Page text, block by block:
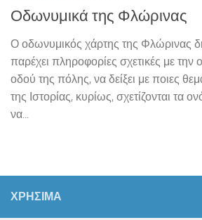
Οδωνυμικά της Φλώρινας
Ο οδωνυμικός χάρτης της Φλώρινας
παρέχει πληροφορίες σχετικές με την
οδού της πόλης, να δείξει με ποιες
της Ιστορίας, κυρίως, σχετίζονται τα
να...
ΧΡΗΣΙΜΑ